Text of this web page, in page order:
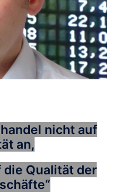
nicht auf
an,
Qualität der